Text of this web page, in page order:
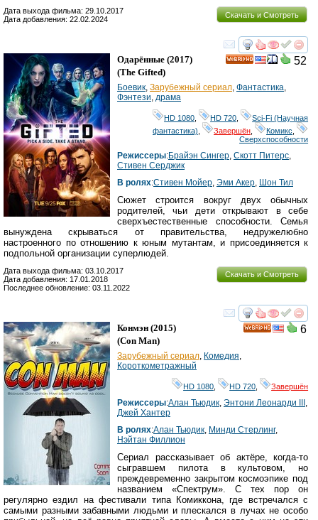
Скачать и Смотреть
Дата выхода фильма: 29.10.2017
Дата добавления: 22.02.2024
смотреть
52
Одарённые (2017)
(The Gifted)
Боевик, Зарубежный сериал, Фантастика,
Фэнтези, драма
HD 1080 HD 720
Sci-Fi (Научная
фантастика)
Завершён Комикс
Сверхспособности
Режиссеры:Брайэн Сингер, Скотт Питерс,
Стивен Серджик
В ролях:Стивен Мойер, Эми Акер, Шон Тил
Сюжет строится вокруг двух обычных
родителей, чьи дети открывают в себе
сверхъестественные способности. Семья
вынуждена скрываться от правительства, недружелюбно
настроенного по отношению к юным мутантам, и присоединяется к
подпольной организации суперлюдей.
Скачать и Смотреть
Дата выхода фильма: 03.10.2017
Дата добавления: 17.01.2018
Последнее обновление: 03.11.2022
смотреть
6
Конмэн (2015)
(Con Man)
Зарубежный сериал, Комедия,
Короткометражный
HD 1080 HD 720 Завершён
Режиссеры:Алан Тьюдик, Энтони Леонарди III ,
Джей Хантер
В ролях:Алан Тьюдик, Минди Стерлинг,
Нэйтан Филлион
Сериал рассказывает об актёре, когда-то
сыгравшем пилота в культовом, но
преждевременно закрытом космоэпике под
названием «Спектрум». С тех пор он
регулярно ездил на фестивали типа Комиккона, где встречался с
самыми разными забавными людьми и плескался в лучах не особо